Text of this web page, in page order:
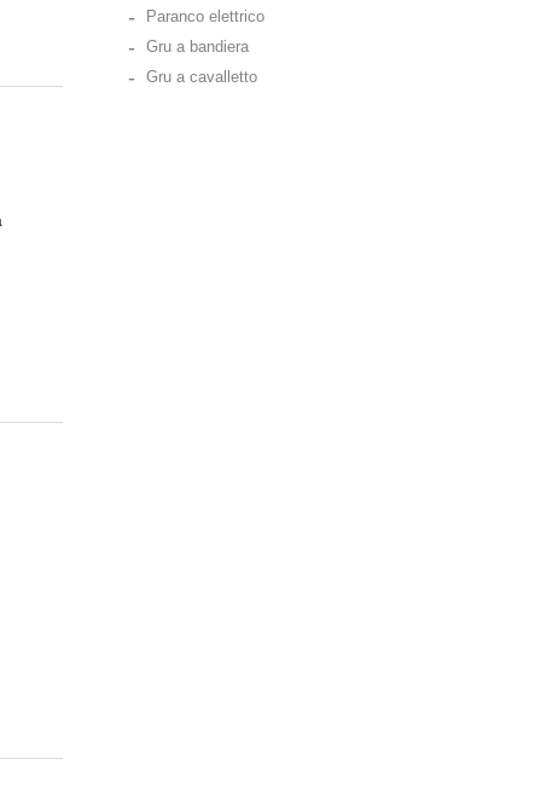
- Paranco elettrico
- Gru a bandiera
- Gru a cavalletto